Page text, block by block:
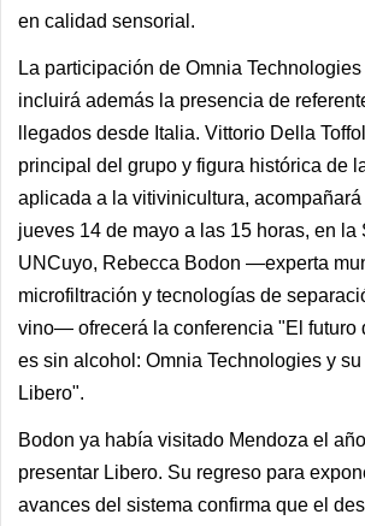
en calidad sensorial.
La participación de Omnia
incluirá además la presencia de
llegados desde Italia. Vittorio Della
principal del grupo y figura histórica de
aplicada a la vitivinicultura, acompañará
jueves 14 de mayo a las 15 horas, en la
UNCuyo, Rebecca Bodon —experta
microfiltración y tecnologías de
vino— ofrecerá la conferencia "El futuro
es sin alcohol: Omnia Technologies y
Libero".
Bodon ya había visitado Mendoza el
presentar Libero. Su regreso para
avances del sistema confirma que el